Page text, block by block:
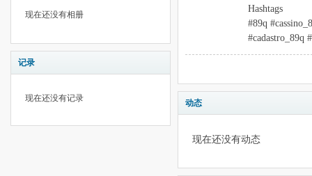
现在还没有相册
记录
现在还没有记录
Hashtags
#89q
#cadastro_89q
动态
现在还没有动态